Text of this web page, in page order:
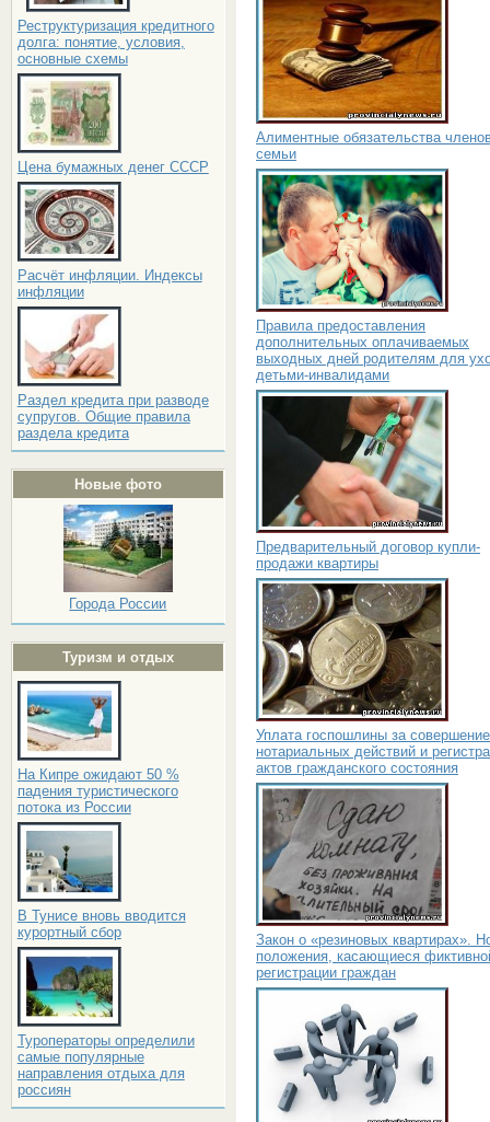
Реструктуризация кредитного
долга: понятие, условия,
основные схемы
Цена бумажных денег СССР
Расчёт инфляции. Индексы
инфляции
Раздел кредита при разводе
супругов. Общие правила
раздела кредита
Новые фото
Города России
Туризм и отдых
На Кипре ожидают 50 %
падения туристического
потока из России
В Тунисе вновь вводится
курортный сбор
Туроператоры определили
самые популярные
направления отдыха для
россиян
Алиментные обязательства
семьи
Правила предоставления
дополнительных оплачиваемых
выходных дней родителям для
детьми-инвалидами
Предварительный договор купли-
продажи квартиры
Уплата госпошлины за совершение
нотариальных действий и
актов гражданского состояния
Закон о «резиновых квартирах».
положения, касающиеся
регистрации граждан